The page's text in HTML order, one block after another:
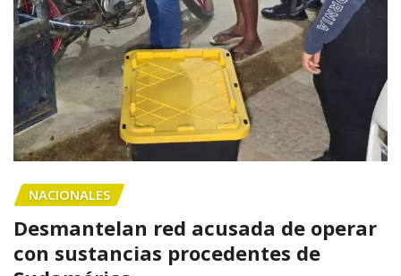
NACIONALES
Desmantelan red acusada de operar
con sustancias procedentes de